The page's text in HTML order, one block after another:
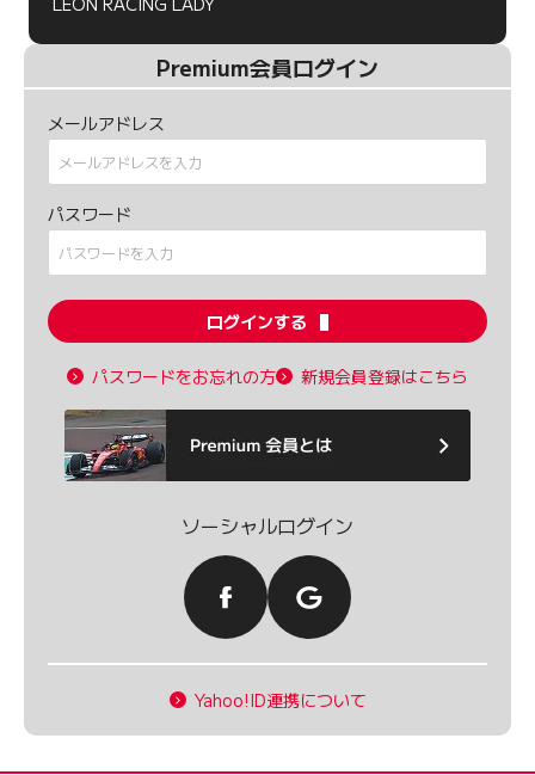
Premium会員ログイン
メールアドレス
パスワード
ログインする
パスワードをお忘れの方 新規会員登録はこちら
ソーシャルログイン
Yahoo!ID連携について